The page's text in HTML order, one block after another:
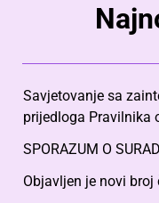
Savjetovanje sa
prijedloga Pravilnika
SPORAZUM O
Objavljen je novi